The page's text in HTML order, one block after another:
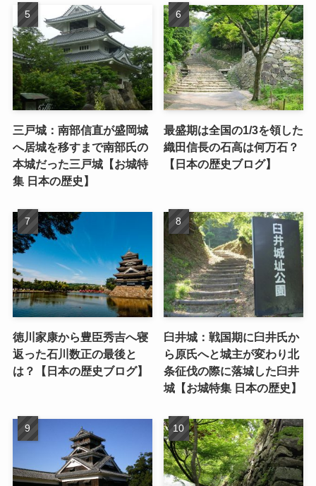
三戸城：南部信直が盛岡城
へ居城を移すまで南部氏の
本城だった三戸城【お城特
集 日本の歴史】
最盛期は全国の1/3を領した
織田信長の石高は何万石？
【日本の歴史ブログ】
徳川家康から豊臣秀吉へ寝
返った石川数正の最後と
は？【日本の歴史ブログ】
臼井城：戦国期に臼井氏か
ら原氏へと城主が変わり北
条征伐の際に落城した臼井
城【お城特集 日本の歴史】